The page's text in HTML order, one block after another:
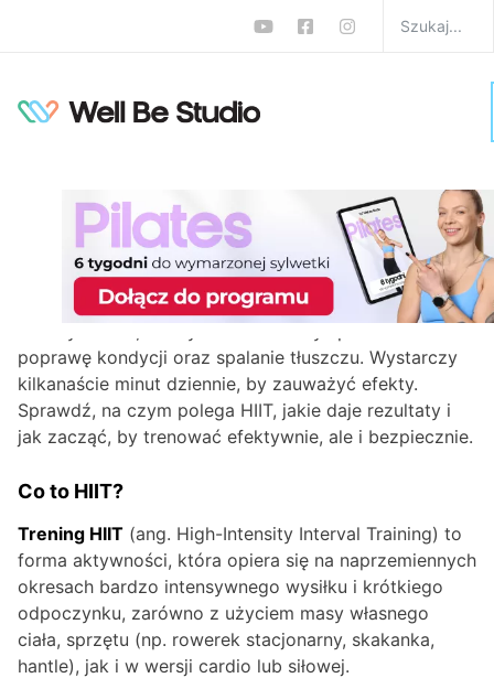
Trening HIIT – przykłady,
Treningi
Monika Zalewska-Biełło
0 komentarzy
Trening HIIT, czyli interwałowy trening o wysokiej
poprawę kondycji oraz spalanie tłuszczu. Wystarczy
kilkanaście minut dziennie, by zauważyć efekty.
Sprawdź, na czym polega HIIT, jakie daje rezultaty i
jak zacząć, by trenować efektywnie, ale i bezpiecznie.
Co to HIIT?
Trening HIIT (ang. High-Intensity Interval Training) to
forma aktywności, która opiera się na naprzemiennych
okresach bardzo intensywnego wysiłku i krótkiego
odpoczynku, zarówno z użyciem masy własnego
ciała, sprzętu (np. rowerek stacjonarny, skakanka,
hantle), jak i w wersji cardio lub siłowej.